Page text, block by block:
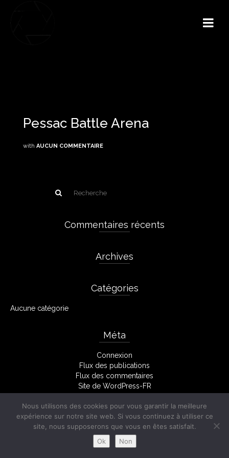
Pessac Battle Arena
with AUCUN COMMENTAIRE
Commentaires récents
Archives
Catégories
Aucune catégorie
Méta
Connexion
Flux des publications
Flux des commentaires
Site de WordPress-FR
Facebook
Nous utilisons des cookies pour vous garantir la meilleure
expérience sur notre site web. Si vous continuez à utiliser ce
site, nous supposerons que vous en êtes satisfait.
Ok
Non